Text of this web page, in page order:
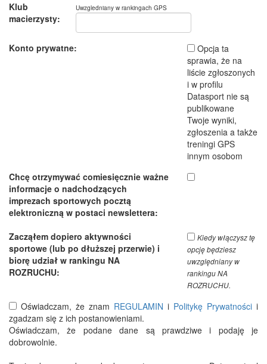
Klub
macierzysty:
Uwzgledniany w rankingach GPS
Konto prywatne:
Opcja ta
sprawia, że na
liście zgłoszonych
i w profilu
Datasport nie są
publikowane
Twoje wyniki,
zgłoszenia a także
treningi GPS
innym osobom
Chcę otrzymywać comiesięcznie ważne
informacje o nadchodzących
imprezach sportowych pocztą
elektroniczną w postaci newslettera:
Zacząłem dopiero aktywności
sportowe (lub po dłuższej przerwie) i
biorę udział w rankingu NA
ROZRUCHU:
Kiedy włączysz tę
opcję będziesz
uwzględniany w
rankingu NA
ROZRUCHU.
Oświadczam, że znam REGULAMIN i Politykę Prywatności i
zgadzam się z ich postanowieniami.
Oświadczam, że podane dane są prawdziwe i podaję je
dobrowolnie.